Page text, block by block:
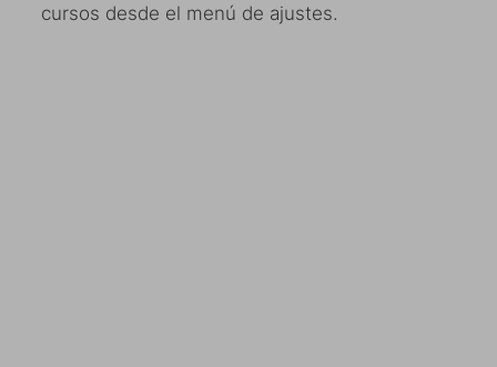
cursos desde el menú de ajustes.